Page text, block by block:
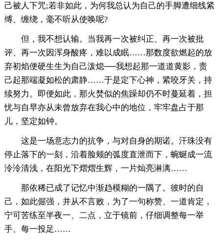
己被人下咒;若非如此，为何我总认为自己的手脚遭细线紧
缚、缠绕，毫不听从使唤呢?
但，我不想认输。当我再一次被纠正、再一次被批
评、再一次因浑身酸疼，难以成眠……那数度欲燃起的放
弃初焰便硬生生为自己泼熄──我想起那一道道黄影，责
己起那端凝如松的肃静……于是定下心神，紧咬牙关，持
续努力。即便如此，那火焚似的焦躁却仍不时蔓延着，担
忧与自早亦从未曾放弃在我心中的地位，牢牢盘占于那
儿，坚定如钟。
这是一场意志力的抗争，与对自身的期诺。汗珠没有
停止落下的一刻，沿着脸颊的弧度直泄而下，蜿蜒成一流
泠泠清浅，在阳光下熠熠生辉，一片灿亮淋漓……
那依稀已成了记忆中渐趋模糊的一隅了。彼时的自
己，如此倔强，并从不言败，为了一句称赞、一道肯定，
宁可苦练至半夜一、二点，立于镜前，仔细调整每一举
手、每一投足……